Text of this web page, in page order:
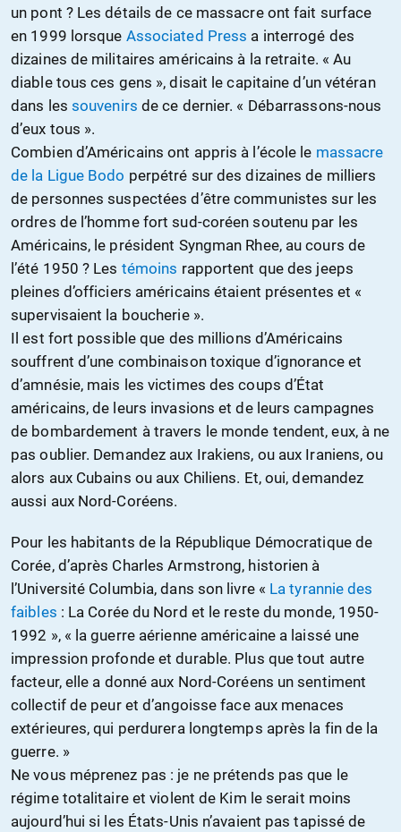
un pont ? Les détails de ce massacre ont fait surface
en 1999 lorsque Associated Press a interrogé des
dizaines de militaires américains à la retraite. « Au
diable tous ces gens », disait le capitaine d’un vétéran
dans les souvenirs de ce dernier. « Débarrassons-nous
d’eux tous ».
Combien d’Américains ont appris à l’école le massacre
de la Ligue Bodo perpétré sur des dizaines de milliers
de personnes suspectées d’être communistes sur les
ordres de l’homme fort sud-coréen soutenu par les
Américains, le président Syngman Rhee, au cours de
l’été 1950 ? Les témoins rapportent que des jeeps
pleines d’officiers américains étaient présentes et «
supervisaient la boucherie ».
Il est fort possible que des millions d’Américains
souffrent d’une combinaison toxique d’ignorance et
d’amnésie, mais les victimes des coups d’État
américains, de leurs invasions et de leurs campagnes
de bombardement à travers le monde tendent, eux, à ne
pas oublier. Demandez aux Irakiens, ou aux Iraniens, ou
alors aux Cubains ou aux Chiliens. Et, oui, demandez
aussi aux Nord-Coréens.
Pour les habitants de la République Démocratique de
Corée, d’après Charles Armstrong, historien à
l’Université Columbia, dans son livre « La tyrannie des
faibles : La Corée du Nord et le reste du monde, 1950-
1992 », « la guerre aérienne américaine a laissé une
impression profonde et durable. Plus que tout autre
facteur, elle a donné aux Nord-Coréens un sentiment
collectif de peur et d’angoisse face aux menaces
extérieures, qui perdurera longtemps après la fin de la
guerre. »
Ne vous méprenez pas : je ne prétends pas que le
régime totalitaire et violent de Kim le serait moins
aujourd’hui si les États-Unis n’avaient pas tapissé de